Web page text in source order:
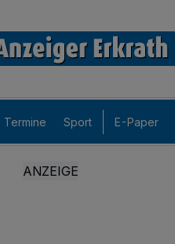
Termine Sport E-Paper